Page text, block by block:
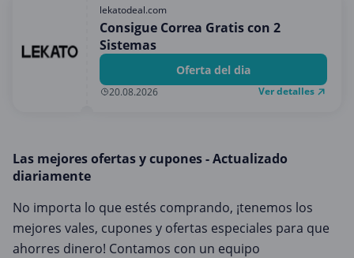
Medios y entretenimiento
Moda y Complementos
Oficina
Oficina, fotografía e impresión
Salud y Belleza
Viajes
lekatodeal.com
Consigue Correa Gratis con 2
Sistemas
Oferta del dia
20.08.2026 Ver detalles
Las mejores ofertas y cupones - Actualizado
diariamente
No importa lo que estés comprando, ¡tenemos los
mejores vales, cupones y ofertas especiales para que
ahorres dinero! Contamos con un equipo